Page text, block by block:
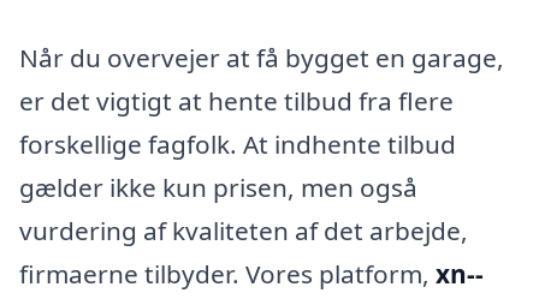
Når du overvejer at få bygget en garage,
er det vigtigt at hente tilbud fra flere
forskellige fagfolk. At indhente tilbud
gælder ikke kun prisen, men også
vurdering af kvaliteten af det arbejde,
firmaerne tilbyder. Vores platform, xn--